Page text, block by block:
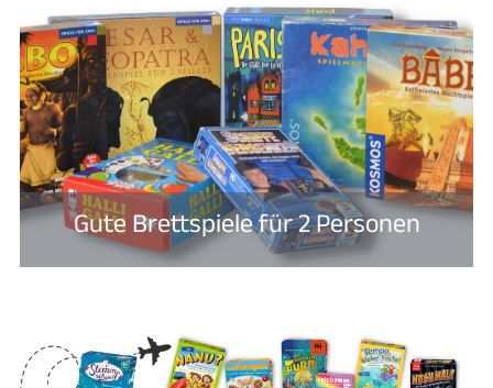
Gute Brettspiele für 2 Personen​